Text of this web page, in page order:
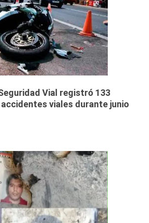
Vial registró 133
viales durante junio